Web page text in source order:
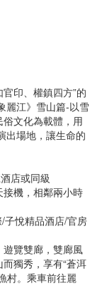
印、權鎮四方”的
麗江》雪山篇-以雪
文化為載體，用
出場地，讓生命的
店或同級
機，相鄰兩小時
子悅精品酒店/官房
覽雙廊，雙廊風
獨秀，享有“蒼洱
村。乘車前往麗